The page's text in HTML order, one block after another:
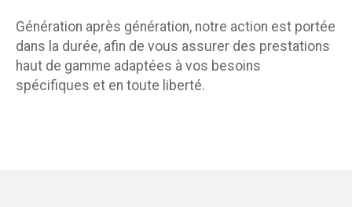
Génération après génération, notre action est portée
dans la durée, afin de vous assurer des prestations
haut de gamme adaptées à vos besoins
spécifiques et en toute liberté.